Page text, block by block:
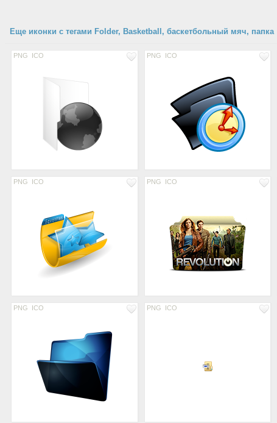
Еще иконки с тегами Folder, Basketball, баскетбольный мяч, папка
PNG ICO PNG ICO
PNG ICO PNG ICO
PNG ICO PNG ICO